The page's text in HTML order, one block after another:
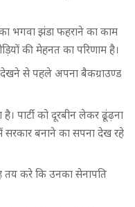
भगवा झंडा फहराने का काम
की मेहनत का परिणाम है।
से पहले अपना बैकग्राउण्ड
पार्टी को दूरबीन लेकर ढूंढ़ना
सरकार बनाने का सपना देख रहे
तय करे कि उनका सेनापति